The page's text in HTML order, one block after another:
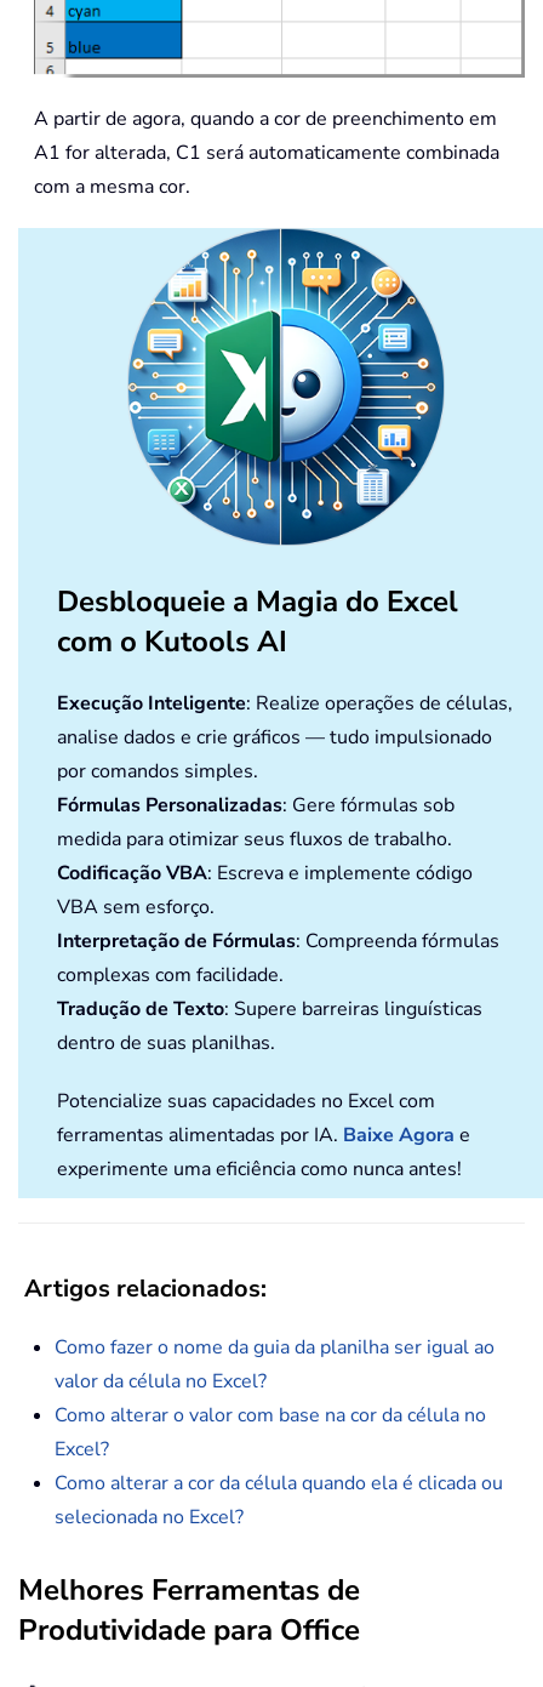
A partir de agora, quando a cor de preenchimento em
A1 for alterada, C1 será automaticamente combinada
com a mesma cor.
Desbloqueie a Magia do Excel
com o Kutools AI
Execução Inteligente: Realize operações de células,
analise dados e crie gráficos — tudo impulsionado
por comandos simples.
Fórmulas Personalizadas: Gere fórmulas sob
medida para otimizar seus fluxos de trabalho.
Codificação VBA: Escreva e implemente código
VBA sem esforço.
Interpretação de Fórmulas: Compreenda fórmulas
complexas com facilidade.
Tradução de Texto: Supere barreiras linguísticas
dentro de suas planilhas.
Potencialize suas capacidades no Excel com
ferramentas alimentadas por IA. Baixe Agora e
experimente uma eficiência como nunca antes!
Artigos relacionados:
Como fazer o nome da guia da planilha ser igual ao
valor da célula no Excel?
Como alterar o valor com base na cor da célula no
Excel?
Como alterar a cor da célula quando ela é clicada ou
selecionada no Excel?
Melhores Ferramentas de
Produtividade para Office